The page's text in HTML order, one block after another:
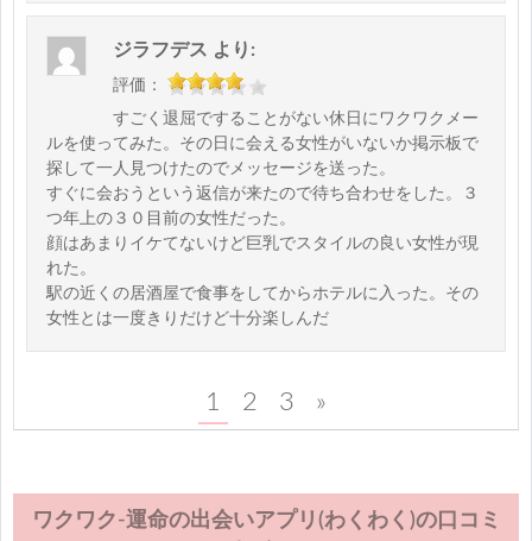
ジラフデス より:
評価：
すごく退屈ですることがない休日にワクワクメー
ルを使ってみた。その日に会える女性がいないか掲示板で
探して一人見つけたのでメッセージを送った。
すぐに会おうという返信が来たので待ち合わせをした。３
つ年上の３０目前の女性だった。
顔はあまりイケてないけど巨乳でスタイルの良い女性が現
れた。
駅の近くの居酒屋で食事をしてからホテルに入った。その
女性とは一度きりだけど十分楽しんだ
1 2 3 »
ワクワク-運命の出会いアプリ(わくわく)の口コミ